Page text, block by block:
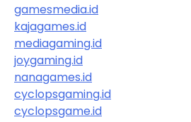
gamesmedia.id
kajagames.id
mediagaming.id
joygaming.id
nanagames.id
cyclopsgaming.id
cyclopsgame.id